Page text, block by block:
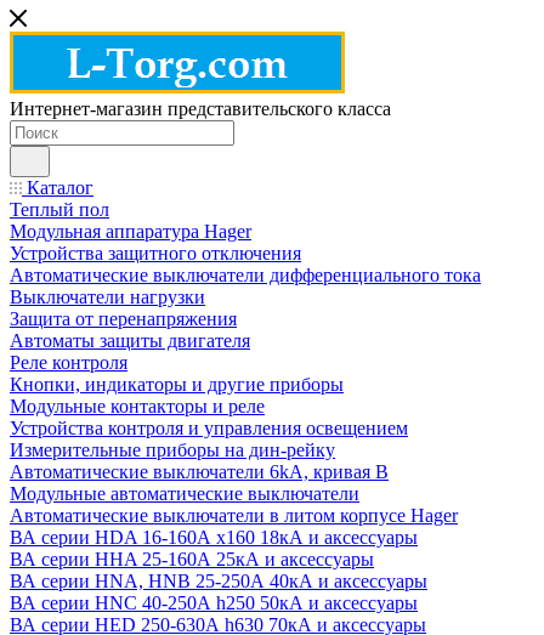
Интернет-магазин представительского класса
Каталог
Теплый пол
Модульная аппаратура Hager
Устройства защитного отключения
Автоматические выключатели дифференциального тока
Выключатели нагрузки
Защита от перенапряжения
Автоматы защиты двигателя
Реле контроля
Кнопки, индикаторы и другие приборы
Модульные контакторы и реле
Устройства контроля и управления освещением
Измерительные приборы на дин-рейку
Автоматические выключатели 6kA, кривая В
Модульные автоматические выключатели
Автоматические выключатели в литом корпусе Hager
ВА серии HDA 16-160А x160 18кА и аксессуары
ВА серии HHA 25-160А 25кА и аксессуары
ВА серии HNA, HNB 25-250А 40кА и аксессуары
ВА серии HNC 40-250А h250 50кА и аксессуары
ВА серии HED 250-630А h630 70кА и аксессуары